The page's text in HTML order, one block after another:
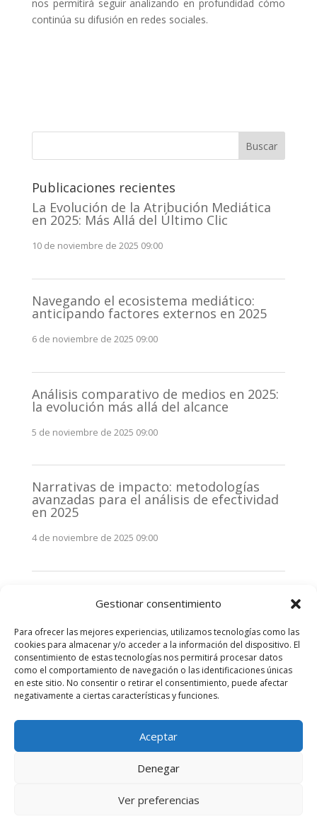
Gestionar consentimiento
Para ofrecer las mejores experiencias, utilizamos tecnologías como las
cookies para almacenar y/o acceder a la información del dispositivo. El
consentimiento de estas tecnologías nos permitirá procesar datos
como el comportamiento de navegación o las identificaciones únicas
en este sitio. No consentir o retirar el consentimiento, puede afectar
negativamente a ciertas características y funciones.
Aceptar
Denegar
Ver preferencias
nos permitirá seguir analizando en profundidad cómo
continúa su difusión en redes sociales.
Buscar
Publicaciones recientes
La Evolución de la Atribución Mediática
en 2025: Más Allá del Último Clic
10 de noviembre de 2025 09:00
Navegando el ecosistema mediático:
anticipando factores externos en 2025
6 de noviembre de 2025 09:00
Análisis comparativo de medios en 2025:
la evolución más allá del alcance
5 de noviembre de 2025 09:00
Narrativas de impacto: metodologías
avanzadas para el análisis de efectividad
en 2025
4 de noviembre de 2025 09:00
stakeholders en 2025: La clave de la
3 de noviembre de 2025 09:00
Comentarios recientes
Elegant Themes| Desarrollado por